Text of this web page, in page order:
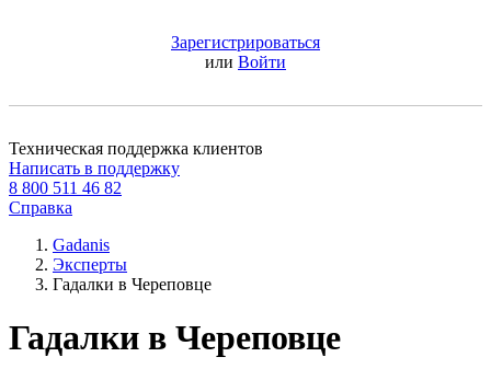
Зарегистрироваться
или Войти
Техническая поддержка клиентов
Написать в поддержку
8 800 511 46 82
Справка
Gadanis
Эксперты
Гадалки в Череповце
Гадалки в Череповце